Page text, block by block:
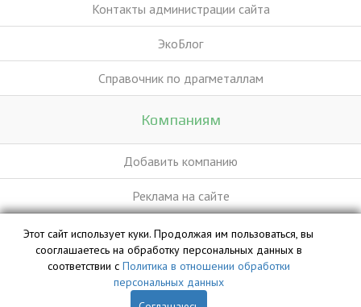
Контакты администрации сайта
ЭкоБлог
Справочник по драгметаллам
Компаниям
Добавить компанию
Реклама на сайте
База данных сайта vyvoz.org является интеллектуальной
собственностью ООО «Профит» и охраняется законом.
Этот сайт использует куки. Продолжая им пользоваться, вы
сооглашаетесь на обработку персональных данных в
соответствии с Политика в отношении обработки
персональных данных